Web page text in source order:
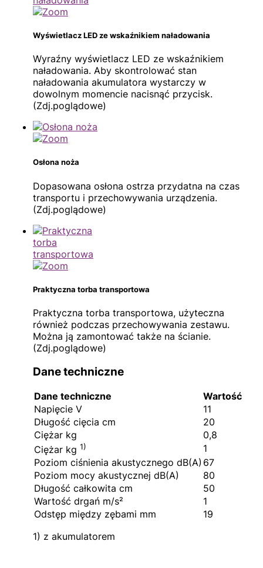
Wyświetlacz LED ze wskaźnikiem naładowania
Wyraźny wyświetlacz LED ze wskaźnikiem
naładowania. Aby skontrolować stan
naładowania akumulatora wystarczy w
dowolnym momencie nacisnąć przycisk.
(Zdj.poglądowe)
Osłona noża
Dopasowana osłona ostrza przydatna na czas
transportu i przechowywania urządzenia.
(Zdj.poglądowe)
Praktyczna torba transportowa
Praktyczna torba transportowa, użyteczna
również podczas przechowywania zestawu.
Można ją zamontować także na ścianie.
(Zdj.poglądowe)
Dane techniczne
Dane techniczne
Wartość
Napięcie V
11
Długość cięcia cm
20
Ciężar kg
0,8
Ciężar kg 1)
1
Poziom ciśnienia akustycznego dB(A) 67
Poziom mocy akustycznej dB(A)
80
Długość całkowita cm
50
Wartość drgań m/s²
1
Odstęp między zębami mm
19
1) z akumulatorem